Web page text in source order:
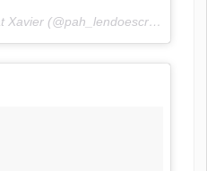
Uma foto publicada por Pat Xavier (@pah_lendoescrevendo) em